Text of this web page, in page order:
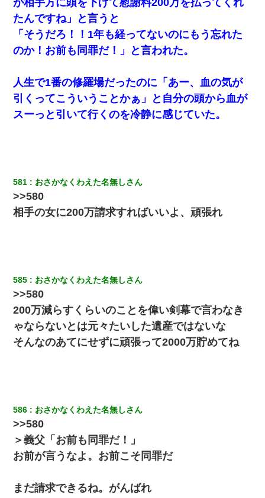
デパートの外商『私さんだと名乗る女が、ツケで宝石を買
おうとしていて…』私「！？」→ 翌日。ママ友たちの様子
が微妙におかしくなり・・・
明。→母「私を家に置いてほしい、どうか見捨てないで(土
下座」俺・嫁「…」
３２歳俺「ずっと好きでした！！付き合って下さい！」
た。
ケーキバイキングにいた単独の50くらいのオッサン、強烈
だった。
ずっとニートだと思ってた同居の義弟が投資で旦那より稼
いでるとか知らなかった…
【悲報】姉と入浴中に大きくなってしまった結果ｗｗｗｗ
ｗｗｗｗ
嫁が涙声で『会いたいね』とか言っているのが聞こえた。
俺「こんな時間に誰と電話してんの？」嫁「ごめんなさ
妻が亡くなったんだけど正直ガチで嬉しい
転職先が決まったので退職の意思を伝えたら。上司「無責
たんですね」と言うと
「そうだろ！！1年も経ってないのにもう忘れた
のか！お前も同罪だ！」と言われた。
人生で1番の修羅場だったのに「あー、血の気が
引くってこういうことかぁ」と自分の頭から血が
スーっと引いて行くのを冷静に感じていた。
581 おさかなくわえた名無しさん
>>580
相手の女に200万請求すればいいよ、頑張れ
585 おさかなくわえた名無しさん
>>580
200万減らすくらいのことを偉い剣幕で言わなき
ゃならないとは元々たいした遺産ではないな
そんなのあてにせずに頑張って2000万貯めてね
586 おさかなくわえた名無しさん
>>580
＞義父「お前も同罪だ！」
お前が言うなよ。お前こそ同罪だ
まだ請求できるね。がんばれ